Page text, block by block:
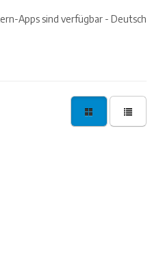
Apps sind verfügbar - Deutsch